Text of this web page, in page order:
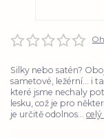
Silky nebo satén?
sametové, ležérní... i
které jsme nechaly
lesku, což je pro
je určitě odolnos...